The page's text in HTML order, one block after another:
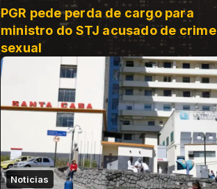
PGR pede perda de cargo para
ministro do STJ acusado de crime
sexual
Noticias